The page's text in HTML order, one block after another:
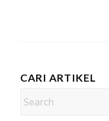
CARI ARTIKEL